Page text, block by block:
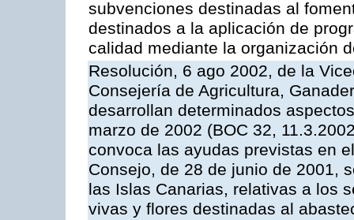
subvenciones destinadas al
destinados a la aplicación de
calidad mediante la organización
Resolución, 6 ago 2002, de la
Consejería de Agricultura,
desarrollan determinados
marzo de 2002 (BOC 32,
convoca las ayudas previstas en
Consejo, de 28 de junio de 2001,
las Islas Canarias, relativas a los
vivas y flores destinadas al